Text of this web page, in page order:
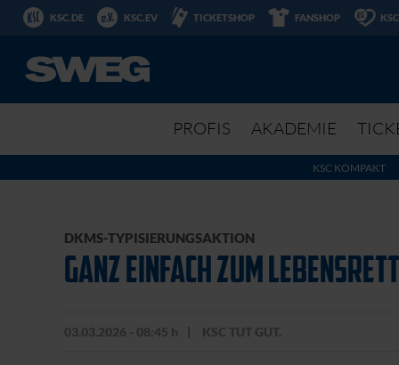
KSC.DE KSC.EV TICKETSHOP FANSHOP
PROFIS AKADEMIE
KSC KOMPAKT
DKMS-TYPISIERUNGSAKTION
GANZ EINFACH ZUM
03.03.2026 - 08:45 h KSC TUT GUT.